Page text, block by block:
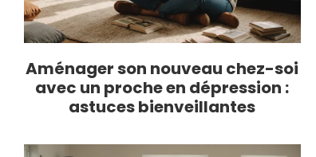
Aménager son nouveau chez-soi
avec un proche en dépression :
astuces bienveillantes